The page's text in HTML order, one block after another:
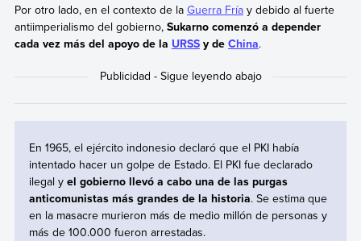
Por otro lado, en el contexto de la Guerra Fríay debido al fuerte
antiimperialismo del gobierno, Sukarno comenzó a depender
cada vez más del apoyo de la URSSy de China.
En 1965, el ejército indonesio declaró que el PKI había
intentado hacer un golpe de Estado. El PKI fue declarado
ilegal yel gobierno llevó a cabo una de las purgas
anticomunistas más grandes de la historia. Se estima que
en la masacre murieron más de medio millón de personas y
más de 100.000 fueron arrestadas.